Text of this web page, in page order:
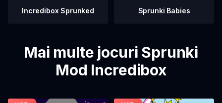
Incredibox Sprunked Sprunki Babies
Mai multe jocuri Sprunki
Mod Incredibox